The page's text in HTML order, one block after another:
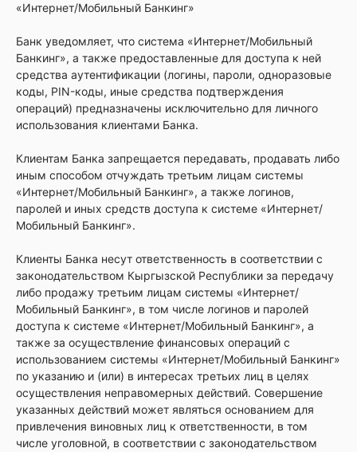
«Интернет/Мобильный Банкинг»
Банк уведомляет, что система «Интернет/Мобильный
Банкинг», а также предоставленные для доступа к ней
средства аутентификации (логины, пароли, одноразовые
коды, PIN-коды, иные средства подтверждения
операций) предназначены исключительно для личного
использования клиентами Банка.
Клиентам Банка запрещается передавать, продавать либо
иным способом отчуждать третьим лицам системы
«Интернет/Мобильный Банкинг», а также логинов,
паролей и иных средств доступа к системе «Интернет/
Мобильный Банкинг».
Клиенты Банка несут ответственность в соответствии с
законодательством Кыргызской Республики за передачу
либо продажу третьим лицам системы «Интернет/
Мобильный Банкинг», в том числе логинов и паролей
доступа к системе «Интернет/Мобильный Банкинг», а
также за осуществление финансовых операций с
использованием системы «Интернет/Мобильный Банкинг»
по указанию и (или) в интересах третьих лиц в целях
осуществления неправомерных действий. Совершение
указанных действий может являться основанием для
привлечения виновных лиц к ответственности, в том
числе уголовной, в соответствии с законодательством